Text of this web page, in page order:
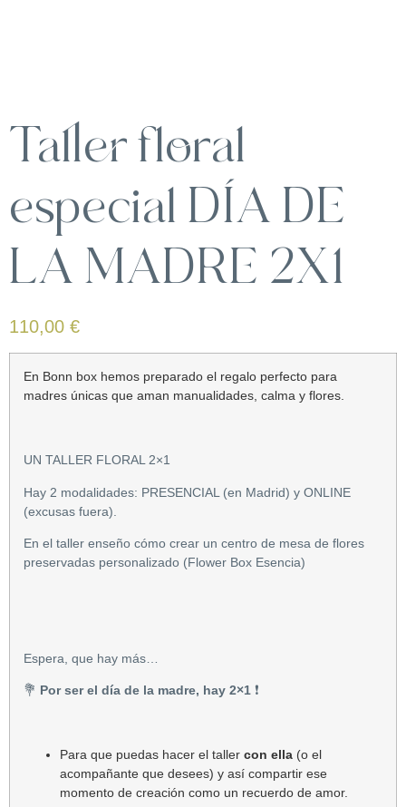
Taller floral
especial DÍA DE
LA MADRE 2X1
110,00 €
En Bonn box hemos preparado el regalo perfecto para
madres únicas que aman manualidades, calma y flores.
UN TALLER FLORAL 2×1
Hay 2 modalidades: PRESENCIAL (en Madrid) y ONLINE
(excusas fuera).
En el taller enseño cómo crear un centro de mesa de flores
preservadas personalizado (Flower Box Esencia)
Espera, que hay más…
💐 Por ser el día de la madre, hay 2×1 ❗
Para que puedas hacer el taller con ella (o el
acompañante que desees) y así compartir ese
momento de creación como un recuerdo de amor.